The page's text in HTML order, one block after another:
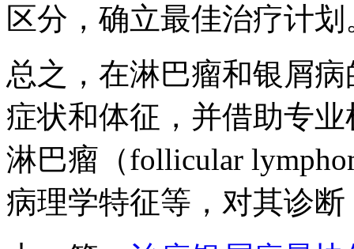
区分，确立最佳治疗计划
总之，在淋巴瘤和银屑
症状和体征，并借助专
淋巴瘤（follicular
病理学特征等，对其诊